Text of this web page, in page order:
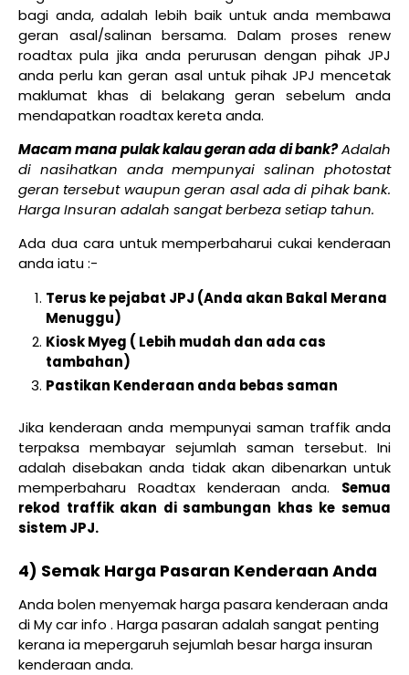
bagi anda, adalah lebih baik untuk anda membawa
geran asal/salinan bersama. Dalam proses renew
roadtax pula jika anda perurusan dengan pihak JPJ
anda perlu kan geran asal untuk pihak JPJ mencetak
maklumat khas di belakang geran sebelum anda
mendapatkan roadtax kereta anda.
Macam mana pulak kalau geran ada di bank?Adalah
di nasihatkan anda mempunyai salinan photostat
geran tersebut waupun geran asal ada di pihak bank.
Harga Insuran adalah sangat berbeza setiap tahun.
Ada dua cara untuk memperbaharui cukai kenderaan
anda iatu :-
Terus ke pejabat JPJ (Anda akan Bakal Merana
Menuggu)
Kiosk Myeg ( Lebih mudah dan ada cas
tambahan)
Pastikan Kenderaan anda bebas saman
Jika kenderaan anda mempunyai saman traffik anda
terpaksa membayar sejumlah saman tersebut. Ini
adalah disebakan anda tidak akan dibenarkan untuk
memperbaharu Roadtax kenderaan anda. Semua
rekod traffik akan di sambungan khas ke semua
sistem JPJ.
4) Semak Harga Pasaran Kenderaan Anda
Anda bolen menyemak harga pasara kenderaan anda
di My car info . Harga pasaran adalah sangat penting
kerana ia mepergaruh sejumlah besar harga insuran
kenderaan anda.